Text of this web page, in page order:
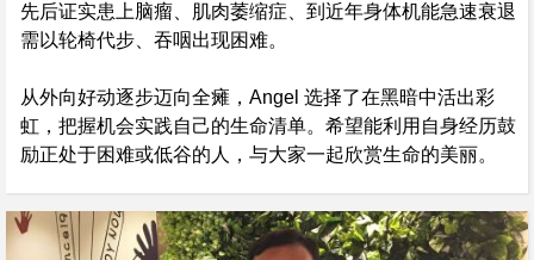
先后证实患上脑瘤、肌肉萎缩症、到近年身体机能急速衰退
需以轮椅代步、吞咽出现困难。
从外向好动逐步迈向全瘫，Angel 选择了在黑暗中活出彩
虹，把握机会实践自己的生命清单。希望能利用自身经历鼓
励正处于困难或低谷的人，与大家一起欣赏生命的美丽。